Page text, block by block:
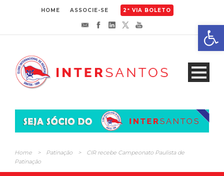
HOME ASSOCIE-SE 2ª VIA BOLETO
Home > Patinação >
CIR recebe Campeonato Paulista de
Patinação
Abrir